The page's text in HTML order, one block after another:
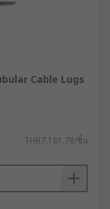
Cable Lugs
THB7,181.78/ชิ้น